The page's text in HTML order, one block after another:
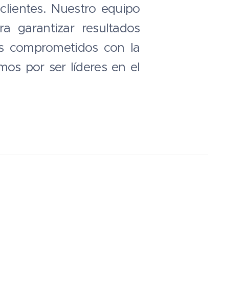
Nuestro equipo
garantizar resultados
comprometidos con la
por ser líderes en el